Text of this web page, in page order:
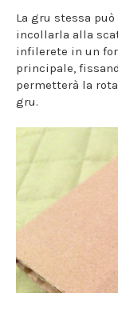
La gru stessa
incollarla alla
infilerete in un
principale,
permetterà la
gru.